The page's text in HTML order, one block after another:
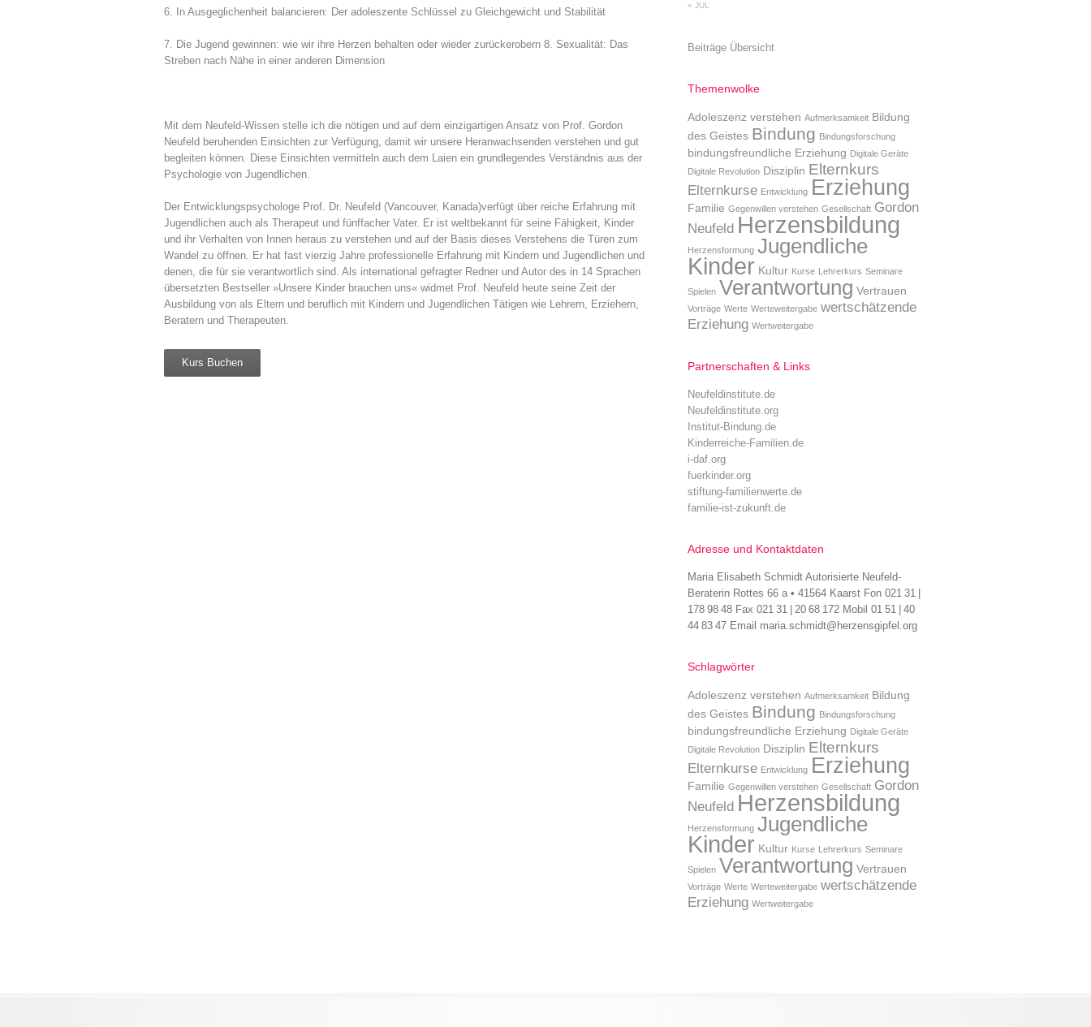
6. In Ausgeglichenheit balancieren: Der adoleszente Schlüssel zu Gleichgewicht und Stabilität
7. Die Jugend gewinnen: wie wir ihre Herzen behalten oder wieder zurückerobern 8. Sexualität: Das
Streben nach Nähe in einer anderen Dimension
Mit dem Neufeld-Wissen stelle ich die nötigen und auf dem einzigartigen Ansatz von Prof. Gordon
Neufeld beruhenden Einsichten zur Verfügung, damit wir unsere Heranwachsenden verstehen und gut
begleiten können. Diese Einsichten vermitteln auch dem Laien ein grundlegendes Verständnis aus der
Psychologie von Jugendlichen.
Der Entwicklungspsychologe Prof. Dr. Neufeld (Vancouver, Kanada)verfügt über reiche Erfahrung mit
Jugendlichen auch als Therapeut und fünffacher Vater. Er ist weltbekannt für seine Fähigkeit, Kinder
und ihr Verhalten von Innen heraus zu verstehen und auf der Basis dieses Verstehens die Türen zum
Wandel zu öffnen. Er hat fast vierzig Jahre professionelle Erfahrung mit Kindern und Jugendlichen und
denen, die für sie verantwortlich sind. Als international gefragter Redner und Autor des in 14 Sprachen
übersetzten Bestseller »Unsere Kinder brauchen uns« widmet Prof. Neufeld heute seine Zeit der
Ausbildung von als Eltern und beruflich mit Kindern und Jugendlichen Tätigen wie Lehrern, Erziehern,
Beratern und Therapeuten.
Kurs Buchen
« JUL
Beiträge Übersicht
Themenwolke
Adoleszenz verstehen Aufmerksamkeit Bildung
des Geistes Bindung Bindungsforschung
bindungsfreundliche Erziehung Digitale Geräte
Digitale Revolution Disziplin Elternkurs
Elternkurse Entwicklung Erziehung
Familie Gegenwillen verstehen Gesellschaft Gordon
Neufeld Herzensbildung
Herzensformung Jugendliche
Kinder Kultur Kurse Lehrerkurs Seminare
Spielen Verantwortung Vertrauen
Vorträge Werte Werteweitergabe wertschätzende
Erziehung Wertweitergabe
Partnerschaften & Links
Neufeldinstitute.de
Neufeldinstitute.org
Institut-Bindung.de
Kinderreiche-Familien.de
i-daf.org
fuerkinder.org
stiftung-familienwerte.de
familie-ist-zukunft.de
Adresse und Kontaktdaten
Maria Elisabeth Schmidt Autorisierte Neufeld-
Beraterin Rottes 66 a • 41564 Kaarst Fon 021 31 |
178 98 48 Fax 021 31 | 20 68 172 Mobil 01 51 | 40
44 83 47 Email maria.schmidt@herzensgipfel.org
Schlagwörter
Adoleszenz verstehen Aufmerksamkeit Bildung
des Geistes Bindung Bindungsforschung
bindungsfreundliche Erziehung Digitale Geräte
Digitale Revolution Disziplin Elternkurs
Elternkurse Entwicklung Erziehung
Familie Gegenwillen verstehen Gesellschaft Gordon
Neufeld Herzensbildung
Herzensformung Jugendliche
Kinder Kultur Kurse Lehrerkurs Seminare
Spielen Verantwortung Vertrauen
Vorträge Werte Werteweitergabe wertschätzende
Erziehung Wertweitergabe